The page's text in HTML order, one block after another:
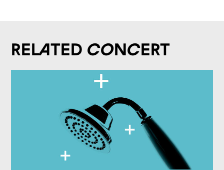
Related concert